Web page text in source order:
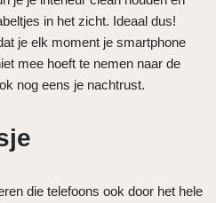
in het zicht. Ideaal dus!
je elk moment je smartphone
mee hoeft te nemen naar de
nog eens je nachtrust.
die telefoons ook door het hele